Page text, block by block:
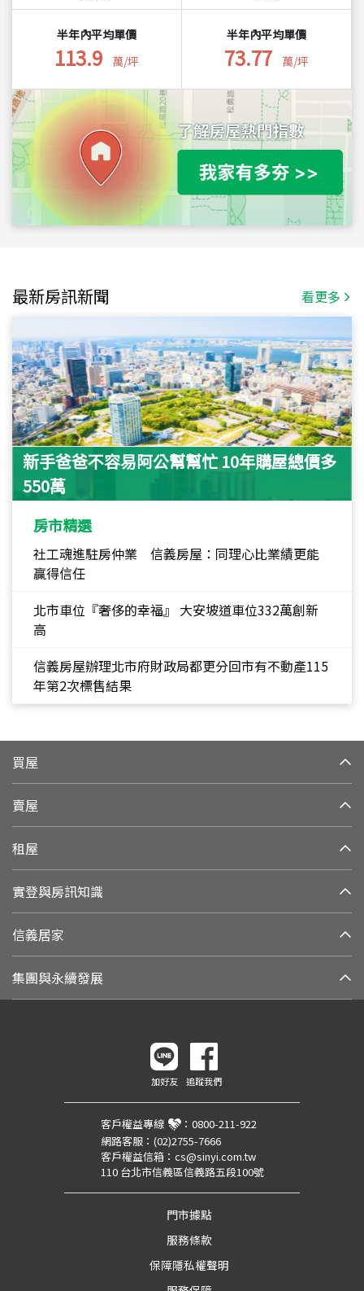
半年內平均單價
113.9 萬/坪
半年內平均單價
73.77 萬/坪
最新房訊新聞 看更多
新手爸爸不容易阿公幫幫忙 10年購屋總價多
550萬
房市精選
社工魂進駐房仲業 信義房屋：同理心比業績更能
贏得信任
北市車位『奢侈的幸福』 大安坡道車位332萬創新
高
信義房屋辦理北市府財政局都更分回市有不動產115
年第2次標售結果
買屋
賣屋
租屋
實登與房訊知識
信義居家
集團與永續發展
加好友 追蹤我們
客戶權益專線 ： 0800-211-922
網路客服： (02)2755-7666
客戶權益信箱： cs@sinyi.com.tw
110 台北市信義區信義路五段100號
門市據點
服務條款
保障隱私權聲明